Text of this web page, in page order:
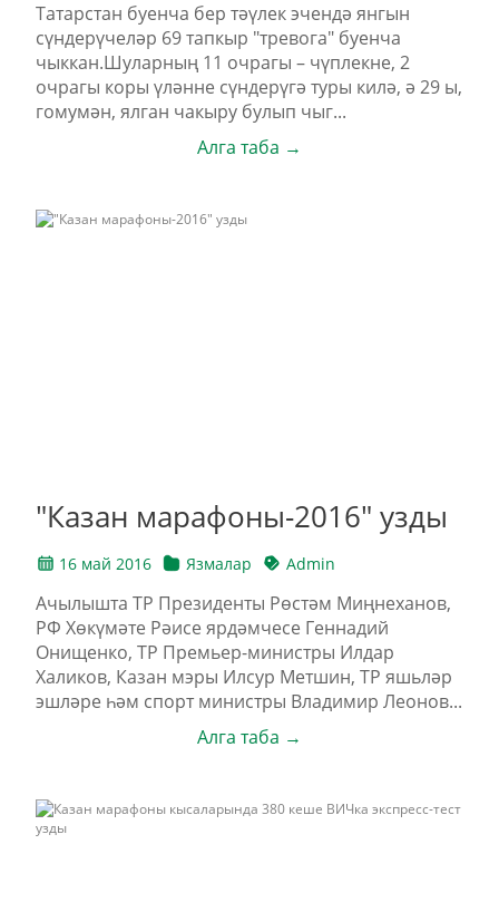
Татарстан буенча бер тәүлек эчендә янгын
сүндерүчеләр 69 тапкыр "тревога" буенча
чыккан.Шуларның 11 очрагы – чүплекне, 2
очрагы коры үләнне сүндерүгә туры килә, ә 29 ы,
гомумән, ялган чакыру булып чыг...
Алга таба →
"Казан марафоны-2016" узды
16 май 2016 Язмалар Admin
Ачылышта ТР Президенты Рөстәм Миңнеханов,
РФ Хөкүмәте Рәисе ярдәмчесе Геннадий
Онищенко, ТР Премьер-министры Илдар
Халиков, Казан мэры Илсур Метшин, ТР яшьләр
эшләре һәм спорт министры Владимир Леонов...
Алга таба →